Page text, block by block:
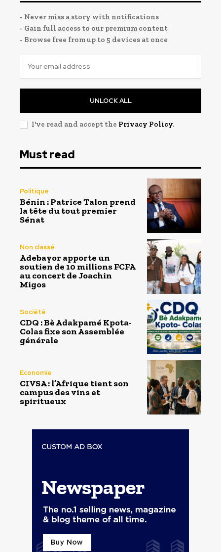
- Never miss a story with notifications
- Gain full access to our premium content
- Browse free from up to 5 devices at once
UNLOCK ALL
I've read and accept the Privacy Policy.
Must read
Politique
Bénin : Patrice Talon prend
la tête du tout premier
Sénat
Non classé
Adebayor apporte un
soutien de 10 millions FCFA
au concert de Joachin
Migos
Société
CDQ : Bè Adakpamé Kpota-
Colas fixe son Assemblée
générale
Economie
CIVSA : l’Afrique tient son
campus des vins et
spiritueux